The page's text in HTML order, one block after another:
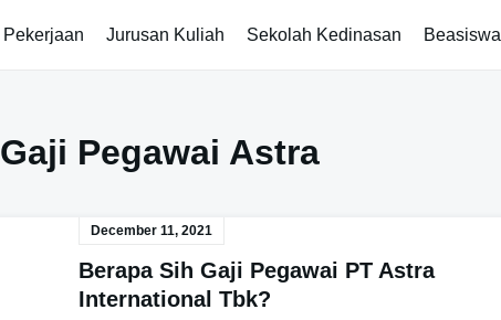
Pekerjaan Jurusan Kuliah Sekolah Kedinasan Beasiswa
Gaji Pegawai Astra
December 11, 2021
Berapa Sih Gaji Pegawai PT Astra
International Tbk?